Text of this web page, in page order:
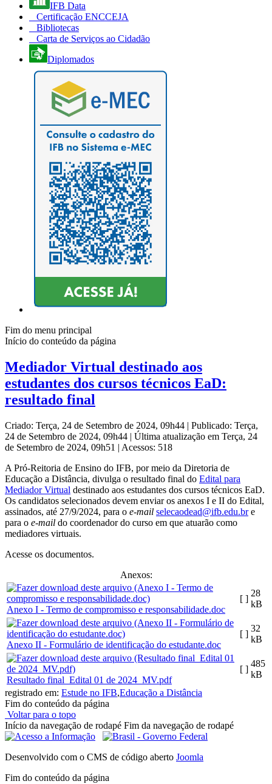
IFB Data
Certificação ENCCEJA
Bibliotecas
Carta de Serviços ao Cidadão
Diplomados
Fim do menu principal
Início do conteúdo da página
Mediador Virtual destinado aos
estudantes dos cursos técnicos EaD:
resultado final
Criado: Terça, 24 de Setembro de 2024, 09h44 | Publicado: Terça,
24 de Setembro de 2024, 09h44 | Última atualização em Terça, 24
de Setembro de 2024, 09h51 | Acessos: 518
A Pró-Reitoria de Ensino do IFB, por meio da Diretoria de
Educação a Distância, divulga o resultado final do Edital para
Mediador Virtual destinado aos estudantes dos cursos técnicos EaD.
Os candidatos selecionados devem enviar os anexos I e II do Edital,
assinados, até 27/9/2024, para o e-mail selecaodead@ifb.edu.bre
para o e-mail do coordenador do curso em que atuarão como
mediadores virtuais.
Acesse os documentos.
Anexos:
Anexo I - Termo de compromisso e responsabilidade.doc
[ ]
28
kB
Anexo II - Formulário de identificação do estudante.doc
[ ]
32
kB
Resultado final_Edital 01 de 2024_MV.pdf
[ ]
485
kB
registrado em: Estude no IFB,Educação a Distância
Fim do conteúdo da página
Voltar para o topo
Início da navegação de rodapé Fim da navegação de rodapé
Desenvolvido com o CMS de código aberto Joomla
Fim do conteúdo da página